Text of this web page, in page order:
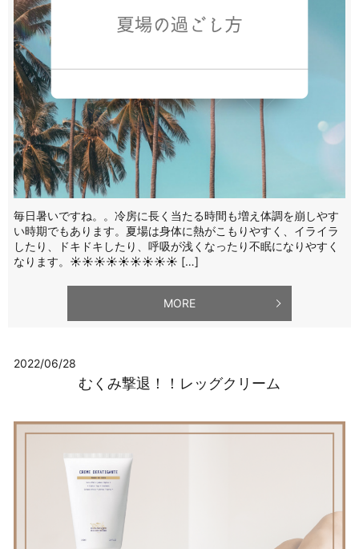
毎日暑いですね。。冷房に長く当たる時間も増え体調を崩しやす
い時期でもあります。夏場は身体に熱がこもりやすく、イライラ
したり、ドキドキしたり、呼吸が浅くなったり不眠になりやすく
なります。☀️☀️☀️☀️☀️☀️☀️☀️☀️ […]
MORE
2022/06/28
むくみ撃退！！レッグクリーム